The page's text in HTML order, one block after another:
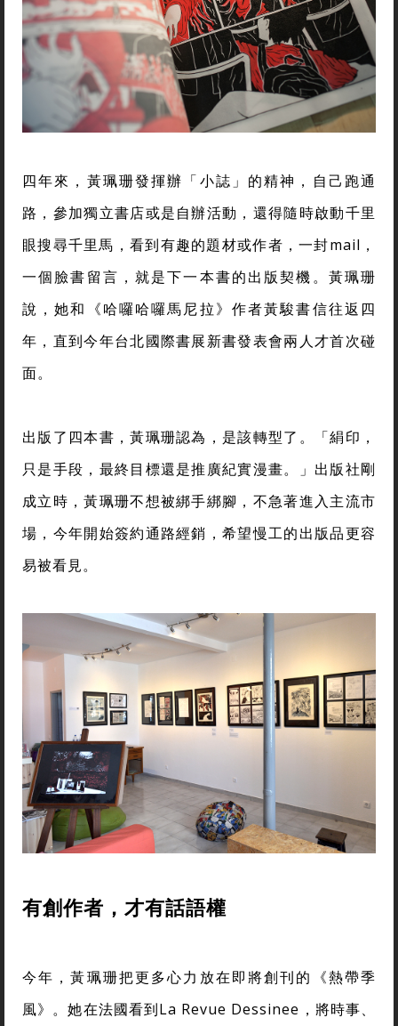
四年來，黃珮珊發揮辦「小誌」的精神，自己跑通
路，參加獨立書店或是自辦活動，還得隨時啟動千里
眼搜尋千里馬，看到有趣的題材或作者，一封mail，
一個臉書留言，就是下一本書的出版契機。黃珮珊
說，她和《哈囉哈囉馬尼拉》作者黃駿書信往返四
年，直到今年台北國際書展新書發表會兩人才首次碰
面。
出版了四本書，黃珮珊認為，是該轉型了。「絹印，
只是手段，最終目標還是推廣紀實漫畫。」出版社剛
成立時，黃珮珊不想被綁手綁腳，不急著進入主流市
場，今年開始簽約通路經銷，希望慢工的出版品更容
易被看見。
有創作者，才有話語權
今年，黃珮珊把更多心力放在即將創刊的《熱帶季
風》。她在法國看到La Revue Dessinee，將時事、